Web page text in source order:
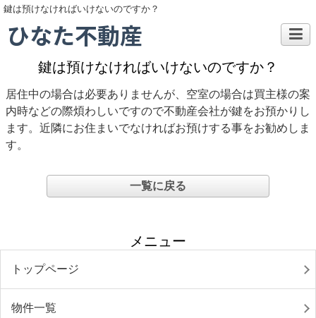
鍵は預けなければいけないのですか？
ひなた不動産
鍵は預けなければいけないのですか？
居住中の場合は必要ありませんが、空室の場合は買主様の案
内時などの際煩わしいですので不動産会社が鍵をお預かりし
ます。近隣にお住まいでなければお預けする事をお勧めしま
す。
一覧に戻る
メニュー
トップページ
物件一覧